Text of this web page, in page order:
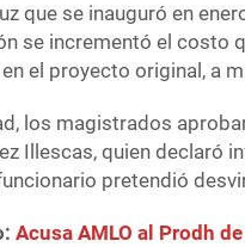
que se inauguró en
se incrementó el costo
el proyecto original, a
los magistrados
Illescas, quien declaró
pretendió
Acusa AMLO al Prodh